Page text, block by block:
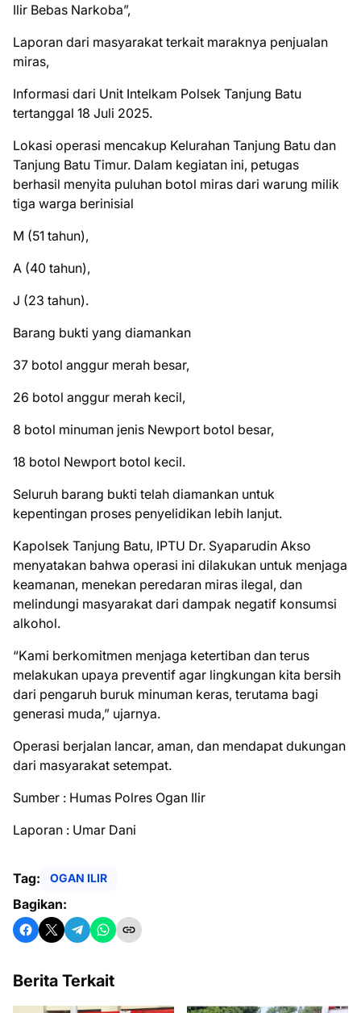
Ilir Bebas Narkoba”,
Laporan dari masyarakat terkait maraknya penjualan
miras,
Informasi dari Unit Intelkam Polsek Tanjung Batu
tertanggal 18 Juli 2025.
Lokasi operasi mencakup Kelurahan Tanjung Batu dan
Tanjung Batu Timur. Dalam kegiatan ini, petugas
berhasil menyita puluhan botol miras dari warung milik
tiga warga berinisial
M (51 tahun),
A (40 tahun),
J (23 tahun).
Barang bukti yang diamankan
37 botol anggur merah besar,
26 botol anggur merah kecil,
8 botol minuman jenis Newport botol besar,
18 botol Newport botol kecil.
Seluruh barang bukti telah diamankan untuk
kepentingan proses penyelidikan lebih lanjut.
Kapolsek Tanjung Batu, IPTU Dr. Syaparudin Akso
menyatakan bahwa operasi ini dilakukan untuk menjaga
keamanan, menekan peredaran miras ilegal, dan
melindungi masyarakat dari dampak negatif konsumsi
alkohol.
“Kami berkomitmen menjaga ketertiban dan terus
melakukan upaya preventif agar lingkungan kita bersih
dari pengaruh buruk minuman keras, terutama bagi
generasi muda,” ujarnya.
Operasi berjalan lancar, aman, dan mendapat dukungan
dari masyarakat setempat.
Sumber : Humas Polres Ogan Ilir
Laporan : Umar Dani
Tag: OGAN ILIR
Bagikan:
Berita Terkait